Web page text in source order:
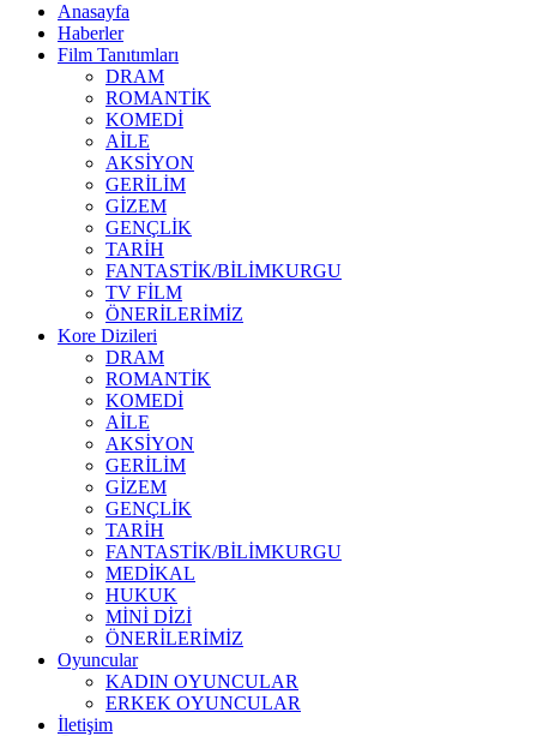
Anasayfa
Haberler
Film Tanıtımları
DRAM
ROMANTİK
KOMEDİ
AİLE
AKSİYON
GERİLİM
GİZEM
GENÇLİK
TARİH
FANTASTİK/BİLİMKURGU
TV FİLM
ÖNERİLERİMİZ
Kore Dizileri
DRAM
ROMANTİK
KOMEDİ
AİLE
AKSİYON
GERİLİM
GİZEM
GENÇLİK
TARİH
FANTASTİK/BİLİMKURGU
MEDİKAL
HUKUK
MİNİ DİZİ
ÖNERİLERİMİZ
Oyuncular
KADIN OYUNCULAR
ERKEK OYUNCULAR
İletişim